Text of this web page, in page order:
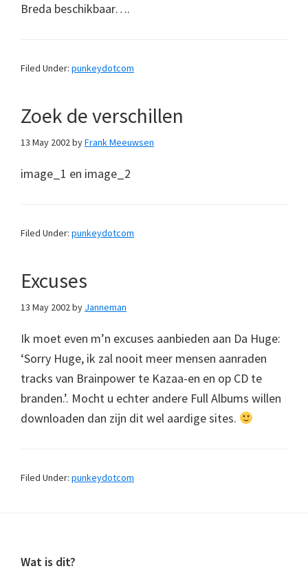
Breda beschikbaar….
Filed Under: punkeydotcom
Zoek de verschillen
13 May 2002byFrank Meeuwsen
image_1 en image_2
Filed Under: punkeydotcom
Excuses
13 May 2002by Janneman
Ik moet even m’n excuses aanbieden aan Da Huge:
‘Sorry Huge, ik zal nooit meer mensen aanraden
tracks van Brainpower te Kazaa-en en op CD te
branden.’. Mocht u echter andere Full Albums willen
downloaden dan zijn dit wel aardige sites.
Filed Under: punkeydotcom
Footer
Wat is dit?